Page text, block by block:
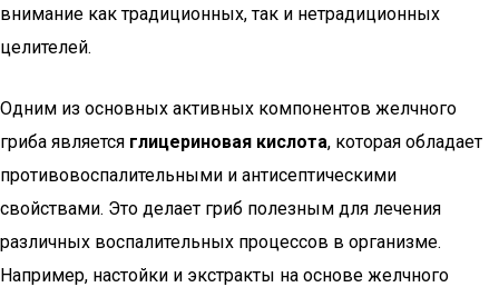
внимание как традиционных, так и нетрадиционных
целителей.
Одним из основных активных компонентов желчного
гриба является глицериновая кислота, которая обладает
противовоспалительными и антисептическими
свойствами. Это делает гриб полезным для лечения
различных воспалительных процессов в организме.
Например, настойки и экстракты на основе желчного